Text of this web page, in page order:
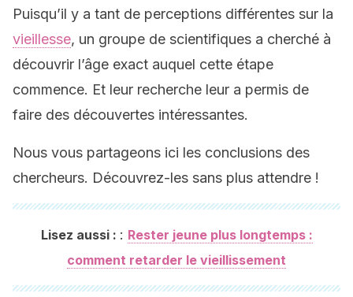
Puisqu’il y a tant de perceptions différentes sur la
vieillesse, un groupe de scientifiques a cherché à
découvrir l’âge exact auquel cette étape
commence. Et leur recherche leur a permis de
faire des découvertes intéressantes.
Nous vous partageons ici les conclusions des
chercheurs. Découvrez-les sans plus attendre !
Lisez aussi : : Rester jeune plus longtemps :
comment retarder le vieillissement